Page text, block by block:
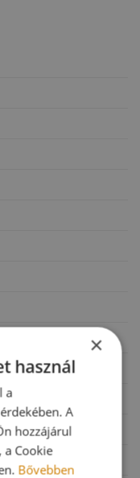
×
használ
a
A
hozzájárul
a Cookie
Bővebben